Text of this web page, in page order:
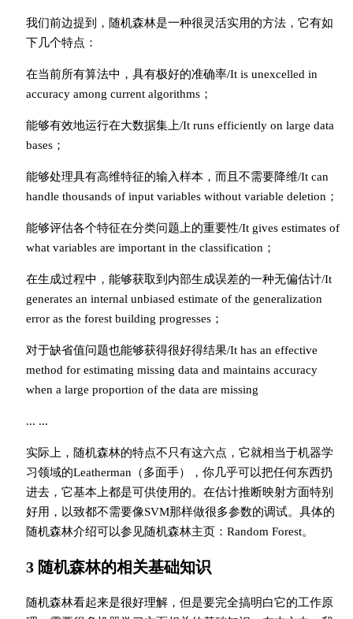
我们前边提到，随机森林是一种很灵活实用的方法，它有如
下几个特点：
在当前所有算法中，具有极好的准确率/It is unexcelled in
accuracy among current algorithms；
能够有效地运行在大数据集上/It runs efficiently on large data
bases；
能够处理具有高维特征的输入样本，而且不需要降维/It can
handle thousands of input variables without variable deletion；
能够评估各个特征在分类问题上的重要性/It gives estimates of
what variables are important in the classification；
在生成过程中，能够获取到内部生成误差的一种无偏估计/It
generates an internal unbiased estimate of the generalization
error as the forest building progresses；
对于缺省值问题也能够获得很好得结果/It has an effective
method for estimating missing data and maintains accuracy
when a large proportion of the data are missing
... ...
实际上，随机森林的特点不只有这六点，它就相当于机器学
习领域的Leatherman（多面手），你几乎可以把任何东西扔
进去，它基本上都是可供使用的。在估计推断映射方面特别
好用，以致都不需要像SVM那样做很多参数的调试。具体的
随机森林介绍可以参见随机森林主页：Random Forest。
3 随机森林的相关基础知识
随机森林看起来是很好理解，但是要完全搞明白它的工作原